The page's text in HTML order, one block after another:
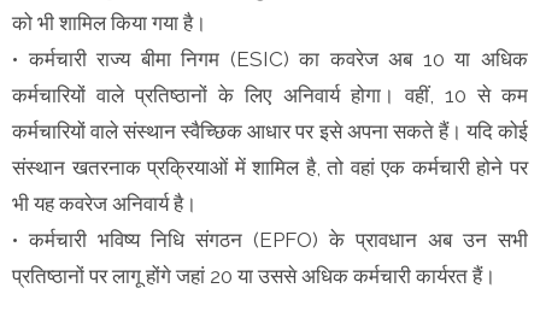
को भी शामिल किया गया है।
• कर्मचारी राज्य बीमा निगम (ESIC) का कवरेज अब 10 या अधिक
कर्मचारियों वाले प्रतिष्ठानों के लिए अनिवार्य होगा। वहीं, 10 से कम
कर्मचारियों वाले संस्थान स्वैच्छिक आधार पर इसे अपना सकते हैं। यदि कोई
संस्थान खतरनाक प्रक्रियाओं में शामिल है, तो वहां एक कर्मचारी होने पर
भी यह कवरेज अनिवार्य है।
• कर्मचारी भविष्य निधि संगठन (EPFO) के प्रावधान अब उन सभी
प्रतिष्ठानों पर लागू होंगे जहां 20 या उससे अधिक कर्मचारी कार्यरत हैं।